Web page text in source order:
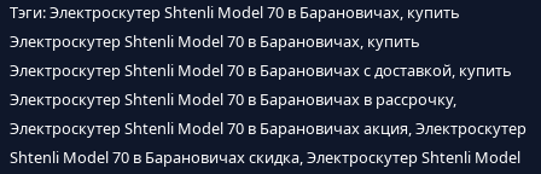
Тэги: Электроскутер Shtenli Model 70 в Барановичах, купить
Электроскутер Shtenli Model 70 в Барановичах, купить
Электроскутер Shtenli Model 70 в Барановичах с доставкой, купить
Электроскутер Shtenli Model 70 в Барановичах в рассрочку,
Электроскутер Shtenli Model 70 в Барановичах акция, Электроскутер
Shtenli Model 70 в Барановичах скидка, Электроскутер Shtenli Model